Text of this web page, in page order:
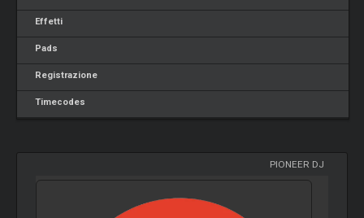
Effetti
Pads
Registrazione
Timecodes
PIONEER DJ